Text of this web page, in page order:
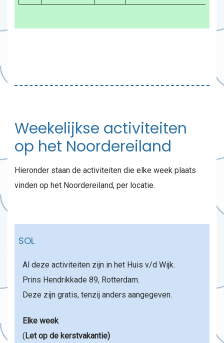
Weekelijkse activiteiten
op het Noordereiland
Hieronder staan de activiteiten die elke week plaats
vinden op het Noordereiland, per locatie.
SOL
Al deze activiteiten zijn in het Huis v/d Wijk.
Prins Hendrikkade 89, Rotterdam.
Deze zijn gratis, tenzij anders aangegeven.
Elke week
( Let op de kerstvakantie)